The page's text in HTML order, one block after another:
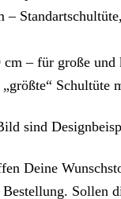
–
– für große und
Schultüte
sind
Deine
Sollen